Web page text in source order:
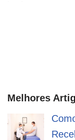
Melhores